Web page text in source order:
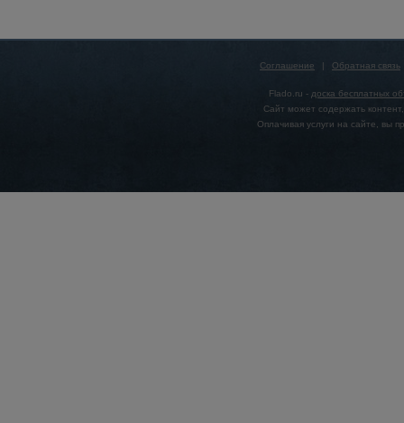
Соглашение | Обратная связь
Flado.ru - доска бесплатных
Сайт может содержать
Оплачивая услуги на сайте, вы